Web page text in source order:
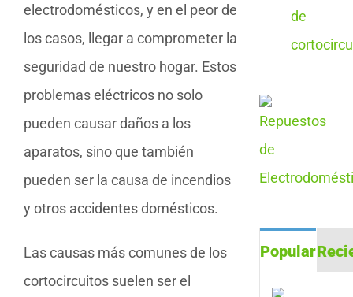
electrodomésticos, y en el peor de
los casos, llegar a comprometer la
seguridad de nuestro hogar. Estos
problemas eléctricos no solo
pueden causar daños a los
aparatos, sino que también
pueden ser la causa de incendios
y otros accidentes domésticos.
Las causas más comunes de los
cortocircuitos suelen ser el
Popular